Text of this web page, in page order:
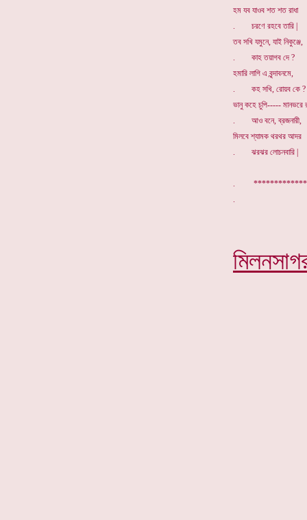
হম যব যাওব শত শত রাধা
. চরণে রহবে তারি |
তব সখি যমুনে, যাই নিকুঞ্জে,
. কাহ তয়াগব দে ?
হমারি লাগি এ বৃন্দাবনমে,
. কহ সখি, রোয়ব কে ?
ভানু কহে চুপি----- মানভরে
. আও বনে, ব্রজনারী,
মিলবে শ্যামক থরথর আদর
. ঝরঝর লোচনবারি |
.